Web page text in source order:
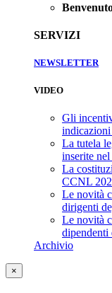
SERVIZI
NEWSLETTER
VIDEO
Gli
La tutela
inserite
La
CCNL
Le novità
dirigenti
Le novità
dipendenti
Archivio
×